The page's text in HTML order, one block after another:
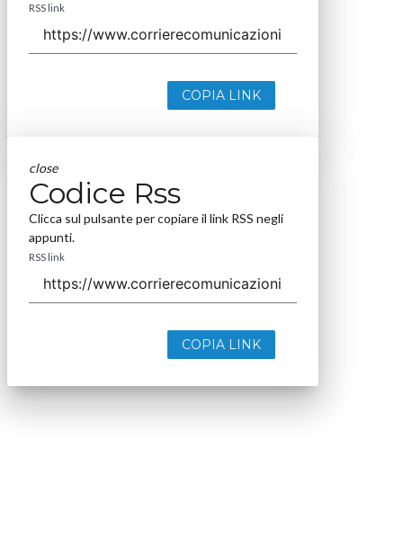
RSS link
COPIA LINK
close
Codice Rss
Clicca sul pulsante per copiare il link RSS negli
appunti.
RSS link
COPIA LINK